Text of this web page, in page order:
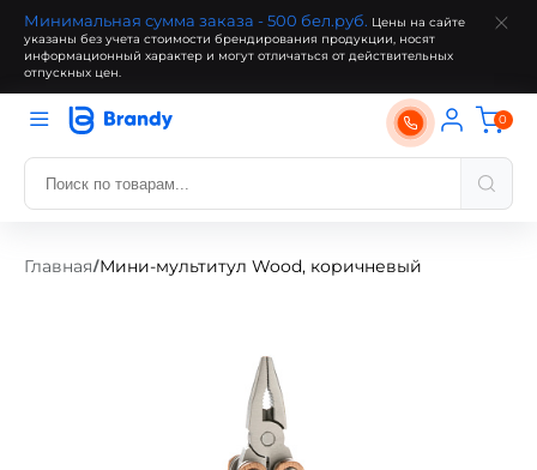
Минимальная сумма заказа - 500 бел.руб. Цены на сайте
указаны без учета стоимости брендирования продукции, носят
информационный характер и могут отличаться от действительных
отпускных цен.
0
Главная/Мини-мультитул Wood, коричневый